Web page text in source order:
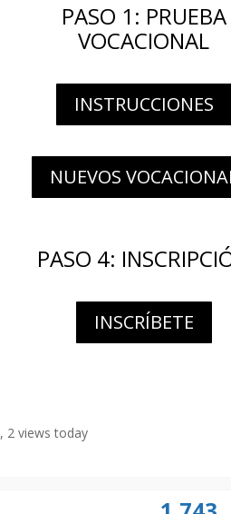
PASO 1: PRUEBA
VOCACIONAL
INSTRUCCIONES
NUEVOS
PASO 4:
INSCRÍBETE
, 2 views today